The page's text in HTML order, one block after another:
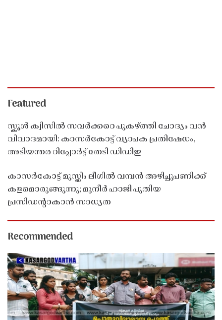
Featured
സ്കൂൾ ക്വിസിൽ സവർക്കറെ പുകഴ്ത്തി ചോദ്യം വൻ
വിവാദമായി: കാസർകോട്ട് വ്യാപക പ്രതിഷേധം,
അടിയന്തര റിപ്പോർട്ട് തേടി ഡിഡിഇ
കാസർകോട്ട് മുസ്ലിം ലീഗിൽ വമ്പൻ അഴിച്ചുപണിക്ക്
കളമൊരുങ്ങുന്നു; മുനീർ ഹാജി പുതിയ
പ്രസിഡൻ്റാകാൻ സാധ്യത
Recommended